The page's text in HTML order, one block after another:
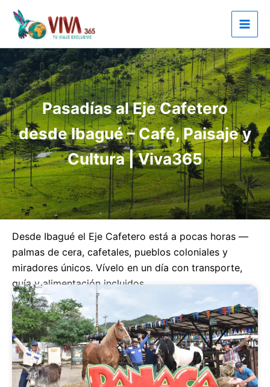
contenido
Pasadías al Eje Cafetero
desde Ibagué – Café, Paisaje y
Cultura | Viva365
Desde Ibagué el Eje Cafetero está a pocas horas —
palmas de cera, cafetales, pueblos coloniales y
miradores únicos. Vívelo en un día con transporte,
guía y alimentación incluidos.